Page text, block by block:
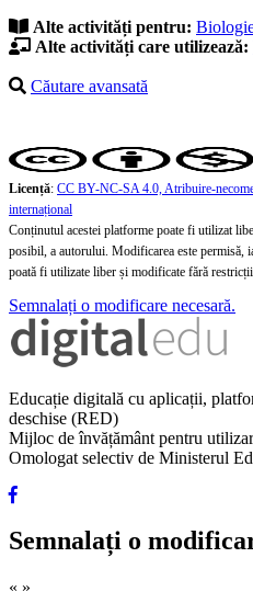
Alte activități pentru:
Alte activități care utilizează:
Căutare avansată
Licență: CC BY-NC-SA 4.0, Atribuire-
internațional
Conținutul acestei platforme poate fi utilizat
posibil, a autorului. Modificarea este permisă,
poată fi utilizate liber și modificate fără restricții.
Semnalați o modificare necesară.
Educație digitală cu aplicații,
deschise (RED)
Mijloc de învățământ pentru
Omologat selectiv de Ministerul
Semnalați o
« »